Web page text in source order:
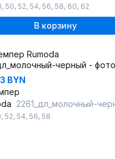
, 50, 52, 54, 56, 58, 60, 62
В корзину
BYN
2261_дл_молочный-
, 52, 54, 56, 58